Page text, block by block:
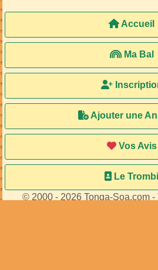
Accueil
Ma Bal
Ajouter une
Vos Avis
Le Trombi
© 2000 - 2026 Tonga-Soa.com -